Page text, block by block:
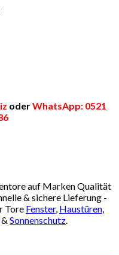
oderWhatsApp: 0521
auf Marken Qualität
& sichere Lieferung -
Tore Fenster, Haustüren,
& Sonnenschutz.